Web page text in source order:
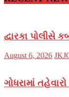
દ્વારકા પોલીસે
Posted
August 6, 2026
ગોધરામાં